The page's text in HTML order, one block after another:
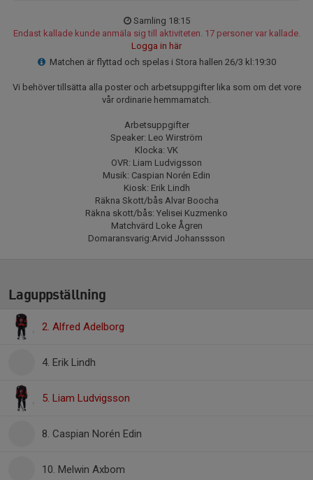
Samling 18:15
Endast kallade kunde anmäla sig till aktiviteten. 17 personer var kallade.
Logga in här
Matchen är flyttad och spelas i Stora hallen 26/3 kl:19:30
Vi behöver tillsätta alla poster och arbetsuppgifter lika som om det vore
vår ordinarie hemmamatch.
Arbetsuppgifter
Speaker: Leo Wirström
Klocka: VK
OVR: Liam Ludvigsson
Musik: Caspian Norén Edin
Kiosk: Erik Lindh
Räkna Skott/bås Alvar Boocha
Räkna skott/bås: Yelisei Kuzmenko
Matchvärd Loke Ågren
Domaransvarig:Arvid Johanssson
Laguppställning
2. Alfred Adelborg
4. Erik Lindh
5. Liam Ludvigsson
8. Caspian Norén Edin
10. Melwin Axbom